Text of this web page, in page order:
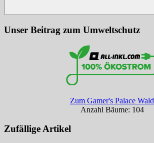
Suchen
Unser Beitrag zum Umweltschutz
Zum Gamer's Palace Wald
Anzahl Bäume: 104
Zufällige Artikel